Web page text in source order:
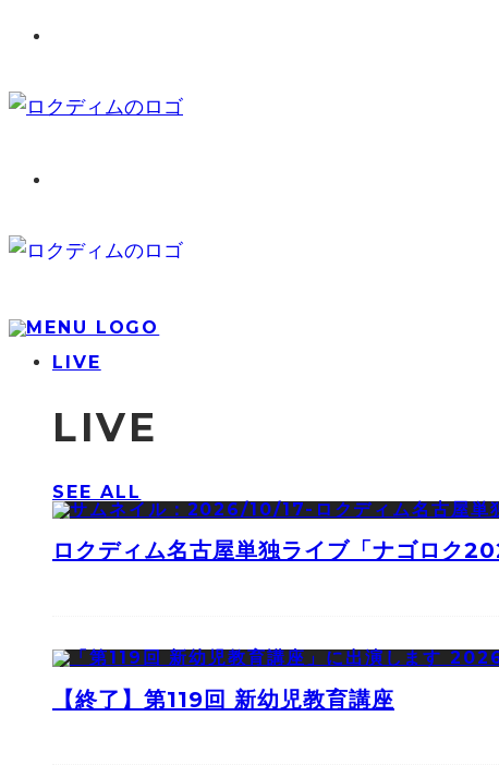
LIVE
LIVE
SEE ALL
ロクディム名古屋単独ライブ「ナゴロク
【終了】第119回 新幼児教育講座